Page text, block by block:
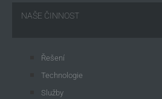
NAŠE ČINNOST
Řešení
Technologie
Služby